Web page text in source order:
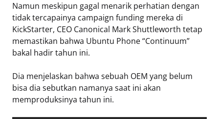
Namun meskipun gagal menarik perhatian dengan
tidak tercapainya campaign funding mereka di
KickStarter, CEO Canonical Mark Shuttleworth tetap
memastikan bahwa Ubuntu Phone “Continuum”
bakal hadir tahun ini.
Dia menjelaskan bahwa sebuah OEM yang belum
bisa dia sebutkan namanya saat ini akan
memproduksinya tahun ini.